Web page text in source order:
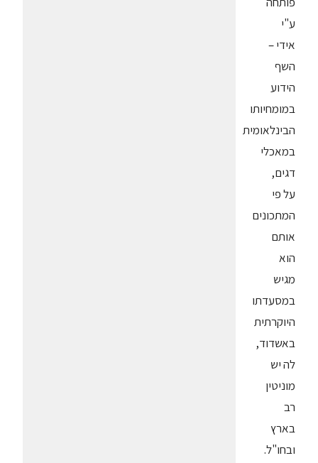
ע"י
אידי –
השף
הידוע
במומחיותו
הבינלאומית
במאכלי
דגים,
על פי
המתכונים
אותם
הוא
מגיש
במסעדתו
היוקרתית
באשדוד,
לה יש
מוניטין
רב
בארץ
ובחו"ל.